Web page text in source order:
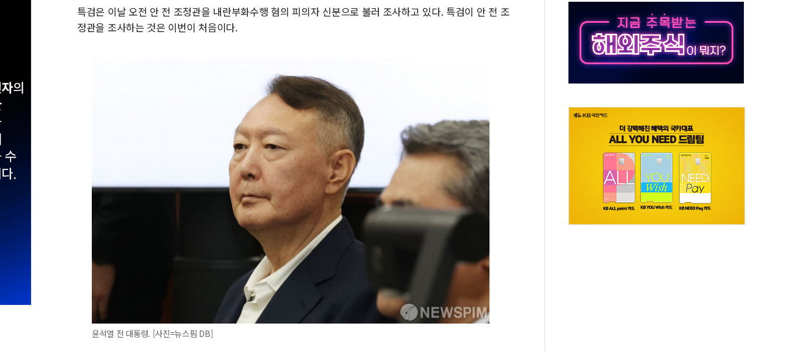
성폭력 피해자 보호단체, 경찰수사개혁위에 보완수사권 폐지 우려 전달
우크라, 러 탄도미사일 공격에 속수무책… 패트리엇 미사일 지원, 작년의 3분의 1
특검은 이날 오전 안 전 조정관을 내란부화수행 혐의 피의자 신분으로 불러 조사하고 있다. 특검이 안 전 조
정관을 조사하는 것은 이번이 처음이다.
윤석열 전 대통령. [사진=뉴스핌 DB]